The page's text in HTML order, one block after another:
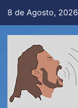
8 de Agosto, 2026